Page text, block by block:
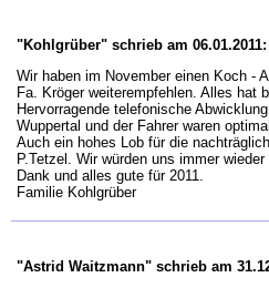
"Kohlgrüber" schrieb am 06.01.2011:
Wir haben im November einen Koch -
Fa. Kröger weiterempfehlen. Alles hat
Hervorragende telefonische
Wuppertal und der Fahrer waren
Auch ein hohes Lob für die
P.Tetzel. Wir würden uns immer
Dank und alles gute für 2011.
Familie Kohlgrüber
"Astrid Waitzmann" schrieb am